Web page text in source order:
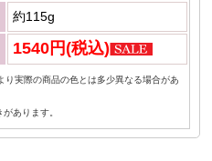
約115g
1540円(税込)
実際の商品の色とは多少異なる場合があ
あります。